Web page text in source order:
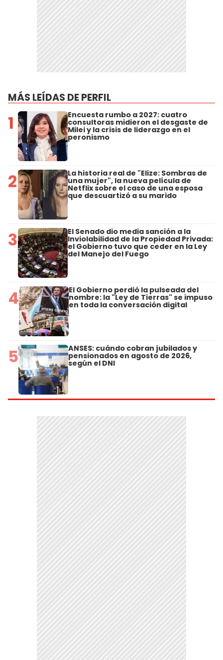
MÁS LEÍDAS DE PERFIL
1 Encuesta rumbo a 2027: cuatro
consultoras midieron el desgaste de
Milei y la crisis de liderazgo en el
peronismo
2 La historia real de "Elize: Sombras de
una mujer", la nueva película de
Netflix sobre el caso de una esposa
que descuartizó a su marido
3 El Senado dio media sanción a la
Inviolabilidad de la Propiedad Privada:
el Gobierno tuvo que ceder en la Ley
del Manejo del Fuego
4 El Gobierno perdió la pulseada del
nombre: la "Ley de Tierras" se impuso
en toda la conversación digital
5 ANSES: cuándo cobran jubilados y
pensionados en agosto de 2026,
según el DNI